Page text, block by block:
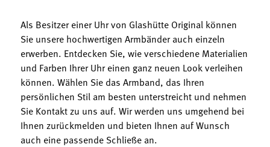
Als Besitzer einer Uhr von Glashütte Original können
Sie unsere hochwertigen Armbänder auch einzeln
erwerben. Entdecken Sie, wie verschiedene Materialien
und Farben Ihrer Uhr einen ganz neuen Look verleihen
können. Wählen Sie das Armband, das Ihren
persönlichen Stil am besten unterstreicht und nehmen
Sie Kontakt zu uns auf. Wir werden uns umgehend bei
Ihnen zurückmelden und bieten Ihnen auf Wunsch
auch eine passende Schließe an.